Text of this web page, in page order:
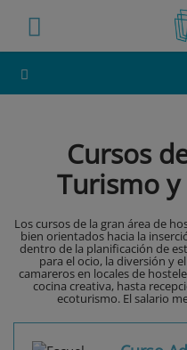
Cursos
Turismo y
Los cursos de la gran área de
bien orientados hacia la
dentro de la planificación de
para el ocio, la diversión y
camareros en locales de
cocina creativa, hasta
ecoturismo. El salario